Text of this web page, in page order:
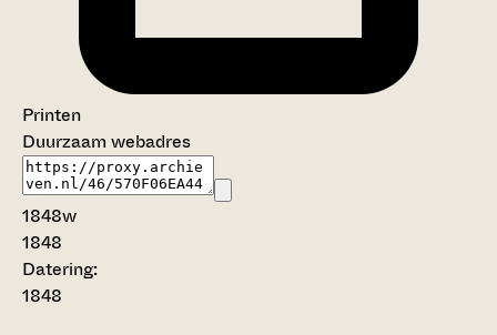
Printen
Duurzaam webadres
1848w
1848
Datering:
1848